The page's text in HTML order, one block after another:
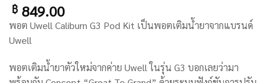
฿849.00
พอต Uwell Caliburn G3 Pod Kit เป็นพอตเติมน้ำยาจากแบรนด์
Uwell
พอตเติมน้ำยาตัวใหม่จากค่าย Uwell ในรุ่น G3 บอกเลยว่ามา